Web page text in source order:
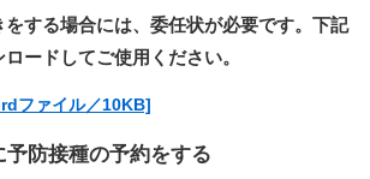
する場合には、委任状が必要です。下記
ードしてご使用ください。
ファイル／10KB]
予防接種の予約をする